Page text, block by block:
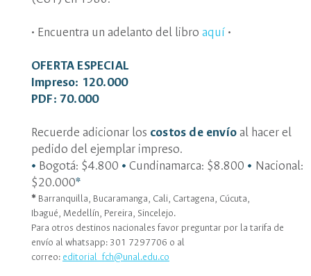
• Encuentra un adelanto del libro aquí •
OFERTA ESPECIAL
Impreso: 120.000
PDF: 70.000
Recuerde adicionar los costos de envío al hacer el
pedido del ejemplar impreso.
• Bogotá: $4.800 • Cundinamarca: $8.800 • Nacional:
$20.000*
* Barranquilla, Bucaramanga, Cali, Cartagena, Cúcuta,
Ibagué, Medellín, Pereira, Sincelejo.
Para otros destinos nacionales favor preguntar por la tarifa de
envío al whatsapp: 301 7297706 o al
correo: editorial_fch@unal.edu.co